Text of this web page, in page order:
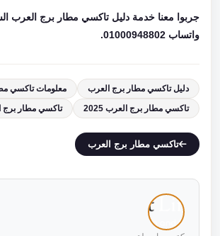
جربوا معنا خدمة دليل تاكسي مطار برج العرب
واتساب 01000948802.
دليل تاكسي مطار برج العرب
معلومات تاكسي
تاكسي مطار برج العرب 2025
تاكسي مطار برج
تاكسي مطار برج العرب